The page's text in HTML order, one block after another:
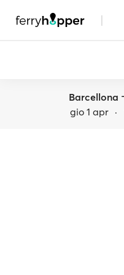
|
Barcellona
gio 1 apr ·